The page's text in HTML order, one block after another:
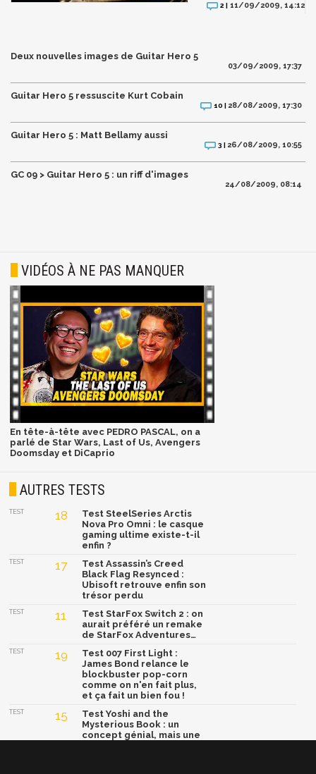
2 | 11/09/2009, 14:12
Deux nouvelles images de Guitar Hero 5
03/09/2009, 17:37
Guitar Hero 5 ressuscite Kurt Cobain
10 | 28/08/2009, 17:30
Guitar Hero 5 : Matt Bellamy aussi
3 | 26/08/2009, 10:55
GC 09 > Guitar Hero 5 : un riff d'images
24/08/2009, 08:14
VIDÉOS À NE PAS MANQUER
En tête-à-tête avec PEDRO PASCAL, on a
parlé de Star Wars, Last of Us, Avengers
Doomsday et DiCaprio
AUTRES TESTS
TEST 18
Test SteelSeries Arctis
Nova Pro Omni : le casque
gaming ultime existe-t-il
enfin ?
TEST 17
Test Assassin’s Creed
Black Flag Resynced :
Ubisoft retrouve enfin son
trésor perdu
TEST 11
Test StarFox Switch 2 : on
aurait préféré un remake
de StarFox Adventures…
TEST 19
Test 007 First Light :
James Bond relance le
blockbuster pop-corn
comme on n'en fait plus,
et ça fait un bien fou !
TEST 15
Test Yoshi and the
Mysterious Book : un
concept génial, mais une